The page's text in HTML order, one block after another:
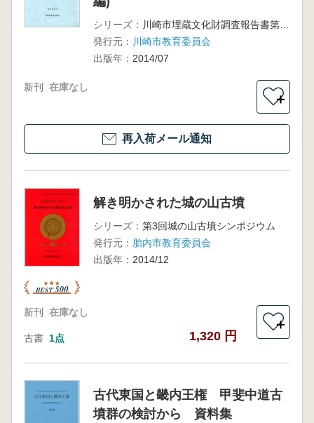
シリーズ：
川崎市埋蔵文化財調査報告書第8集
発行元： 川崎市教育委員会
出版年： 2014/07
新刊 在庫なし
＋
再入荷メール通知
解き明かされた城の山古墳
シリーズ： 第3回城の山古墳シンポジウム
発行元： 胎内市教育委員会
出版年： 2014/12
新刊 在庫なし
古書 1点 1,320 円
＋
古代東国と畿内王権 甲斐中道古
墳群の検討から 資料集